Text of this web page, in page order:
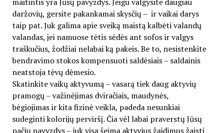
maitintis yra Jūsų pavyzdys. Jeigu valgysite daugiau
daržovių, gersite pakankamai skysčių – ir vaikai darys
taip pat. Juk galima apie sveiką maistą kalbėti valandų
valandas, jei namuose tėtis sėdės ant sofos ir valgys
traškučius, žodžiai nelabai ką pakeis. Be to, nesistenkite
bendravimo stokos kompensuoti saldėsiais – saldainis
neatstoja tėvų dėmesio.
Skatinkite vaikų aktyvumą – vasarą tiek daug aktyvių
pramogų – važinėjimas dviračiais, maudynės,
bėgiojimas ir kita fizinė veikla, padeda nesunkiai
sudeginti kolorijų perviršį. Čia vėl labai praverstų Jūsų
pačių pavyzdys – juk visa šeima aktyvius žaidimus žaisti